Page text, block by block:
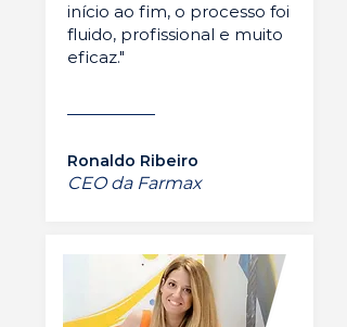
início ao fim, o processo foi
fluido, profissional e muito
eficaz."
Ronaldo Ribeiro
CEO da Farmax